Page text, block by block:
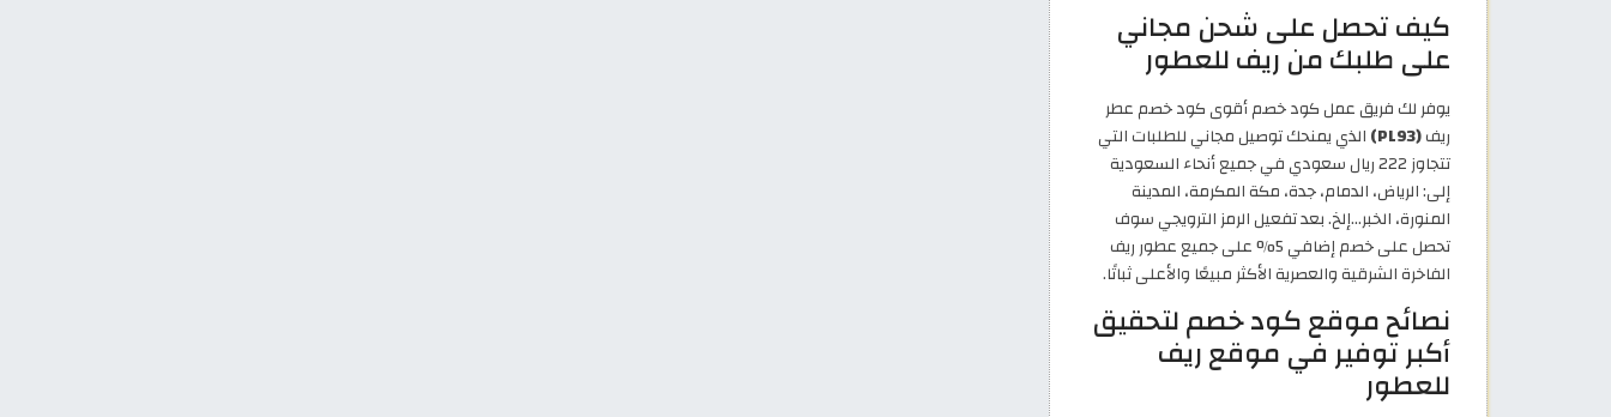
كيف تحصل على شحن مجاني
على طلبك من ريف للعطور
يوفر لك فريق عمل كود خصم أقوى كود خصم عطر
ريف(PL93)
الذي يمنحك توصيل مجاني للطلبات التي
تتجاوز 222 ريال سعودي في جميع أنحاء السعودية
إلى: الرياض، الدمام، جدة، مكة المكرمة، المدينة
المنورة، الخبر…إلخ. بعد تفعيل الرمز الترويجي سوف
تحصل على خصم إضافي 5% على جميع عطور ريف
الفاخرة الشرقية والعصرية الأكثر مبيعًا والأعلى ثباتًا.
نصائح موقع كود خصم لتحقيق
أكبر توفير في موقع ريف
للعطور